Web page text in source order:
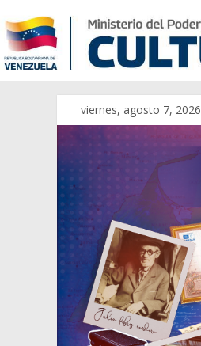
viernes, agosto 7, 2026